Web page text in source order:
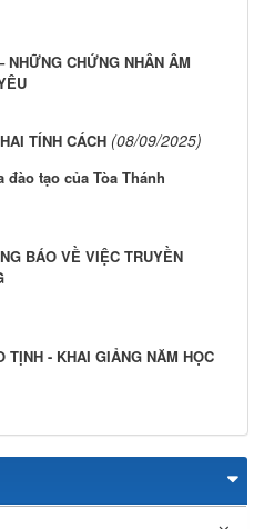
CHỨNG NHÂN ÂM
TÍNH CÁCH (08/09/2025)
tạo của Tòa Thánh
BÁO VỀ VIỆC TRUYỀN
TỊNH - KHAI GIẢNG NĂM HỌC